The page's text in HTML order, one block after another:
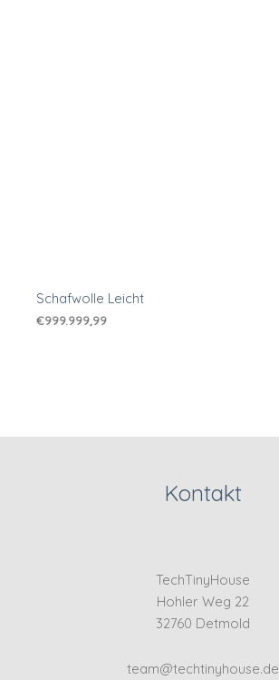
Schafwolle Leicht
€999.999,99
Kontakt
TechTinyHouse
Hohler Weg 22
32760 Detmold
team@techtinyhouse.de